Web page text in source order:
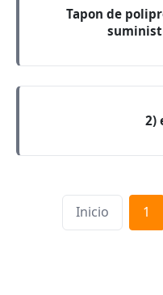
Tapon de
2)
Inicio 1